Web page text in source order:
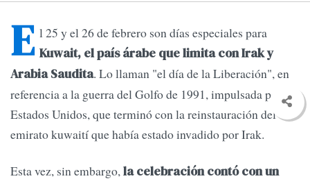
E l 25 y el 26 de febrero son días especiales para
Kuwait, el país árabe que limita con Irak y
Arabia Saudita. Lo llaman "el día de la Liberación", en
referencia a la guerra del Golfo de 1991, impulsada por
Estados Unidos, que terminó con la reinstauración del
emirato kuwaití que había estado invadido por Irak.
Esta vez, sin embargo,la celebración contó con un